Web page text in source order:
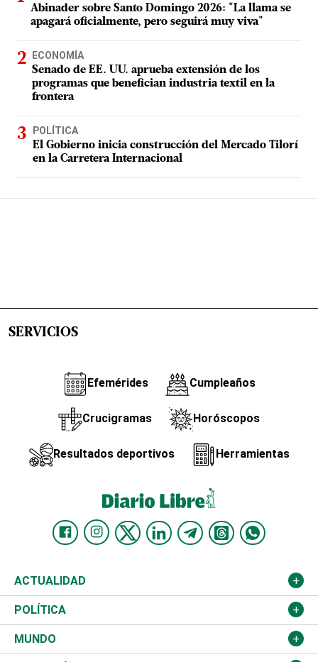
Abinader sobre Santo Domingo 2026: "La llama se
apagará oficialmente, pero seguirá muy viva"
ECONOMÍA
Senado de EE. UU. aprueba extensión de los
programas que benefician industria textil en la
frontera
POLÍTICA
El Gobierno inicia construcción del Mercado Tilorí
en la Carretera Internacional
SERVICIOS
Efemérides Cumpleaños
Crucigramas Horóscopos
Resultados deportivos Herramientas
ACTUALIDAD
Nacional
Ciudad
POLÍTICA
Partidos
MUNDO